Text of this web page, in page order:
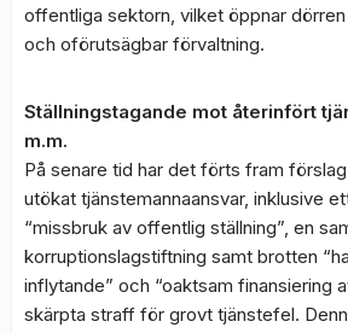
offentliga sektorn, vilket öppnar
och oförutsägbar förvaltning.
Ställningstagande mot återinfört
m.m.
På senare tid har det förts fram
utökat tjänstemannaansvar, inklusive
“missbruk av offentlig ställning”, en
korruptionslagstiftning samt brotten
inflytande” och “oaktsam finansiering
skärpta straff för grovt tjänstefel.